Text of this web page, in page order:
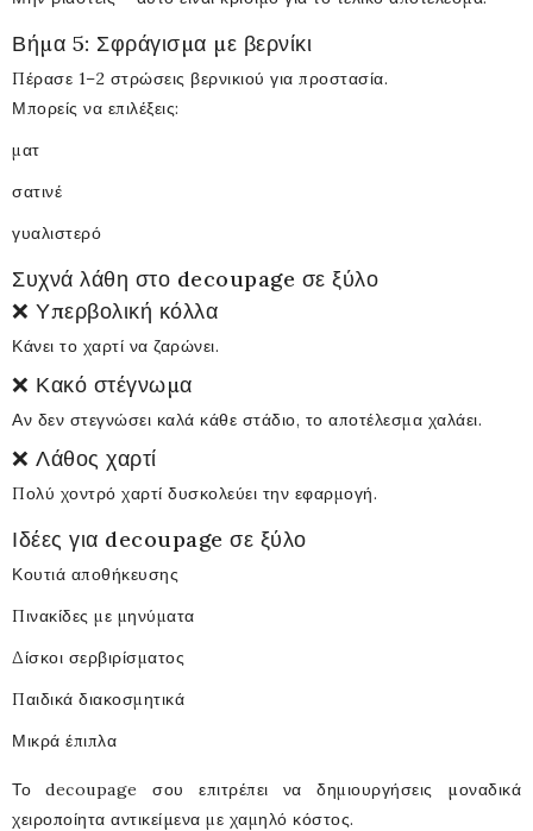
Βήμα 5: Σφράγισμα με βερνίκι
Πέρασε 1–2 στρώσεις βερνικιού για προστασία.
Μπορείς να επιλέξεις:
ματ
σατινέ
γυαλιστερό
Συχνά λάθη στο decoupage σε ξύλο
❌ Υπερβολική κόλλα
Κάνει το χαρτί να ζαρώνει.
❌ Κακό στέγνωμα
Αν δεν στεγνώσει καλά κάθε στάδιο, το αποτέλεσμα χαλάει.
❌ Λάθος χαρτί
Πολύ χοντρό χαρτί δυσκολεύει την εφαρμογή.
Ιδέες για decoupage σε ξύλο
Κουτιά αποθήκευσης
Πινακίδες με μηνύματα
Δίσκοι σερβιρίσματος
Παιδικά διακοσμητικά
Μικρά έπιπλα
Το decoupage σου επιτρέπει να δημιουργήσεις μοναδικά
χειροποίητα αντικείμενα με χαμηλό κόστος.